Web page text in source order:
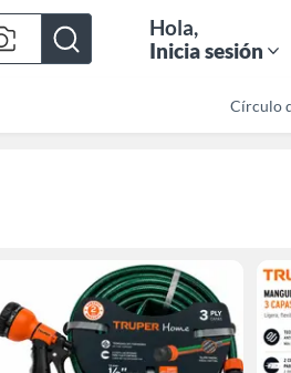
Hola,
Inicia sesión
Círculo